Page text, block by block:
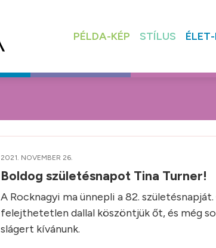
PÉLDA-KÉP STÍLUS
2021. NOVEMBER 26.
Boldog születésnapot Tina Turner!
A Rocknagyi ma ünnepli a 82.
felejthetetlen dallal köszöntjük őt, és még
slágert kívánunk.